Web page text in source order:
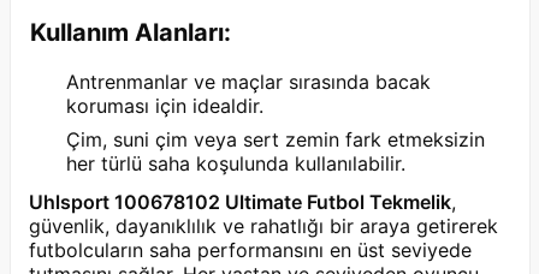
Kullanım Alanları:
Antrenmanlar ve maçlar sırasında bacak
koruması için idealdir.
Çim, suni çim veya sert zemin fark etmeksizin
her türlü saha koşulunda kullanılabilir.
Uhlsport 100678102 Ultimate Futbol Tekmelik,
güvenlik, dayanıklılık ve rahatlığı bir araya getirerek
futbolcuların saha performansını en üst seviyede